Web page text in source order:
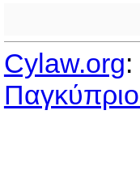
Cylaw.org